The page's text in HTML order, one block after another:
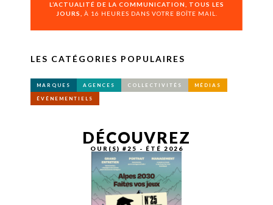
L’ACTUALITÉ DE LA COMMUNICATION, TOUS LES
JOURS,
À 16 HEURES DANS VOTRE BOÎTE MAIL.
LES CATÉGORIES POPULAIRES
MARQUES AGENCES COLLECTIVITÉS MÉDIAS
ÉVÉNEMENTIELS
DÉCOUVREZ
OUR(S) #25 - ÉTÉ 2026